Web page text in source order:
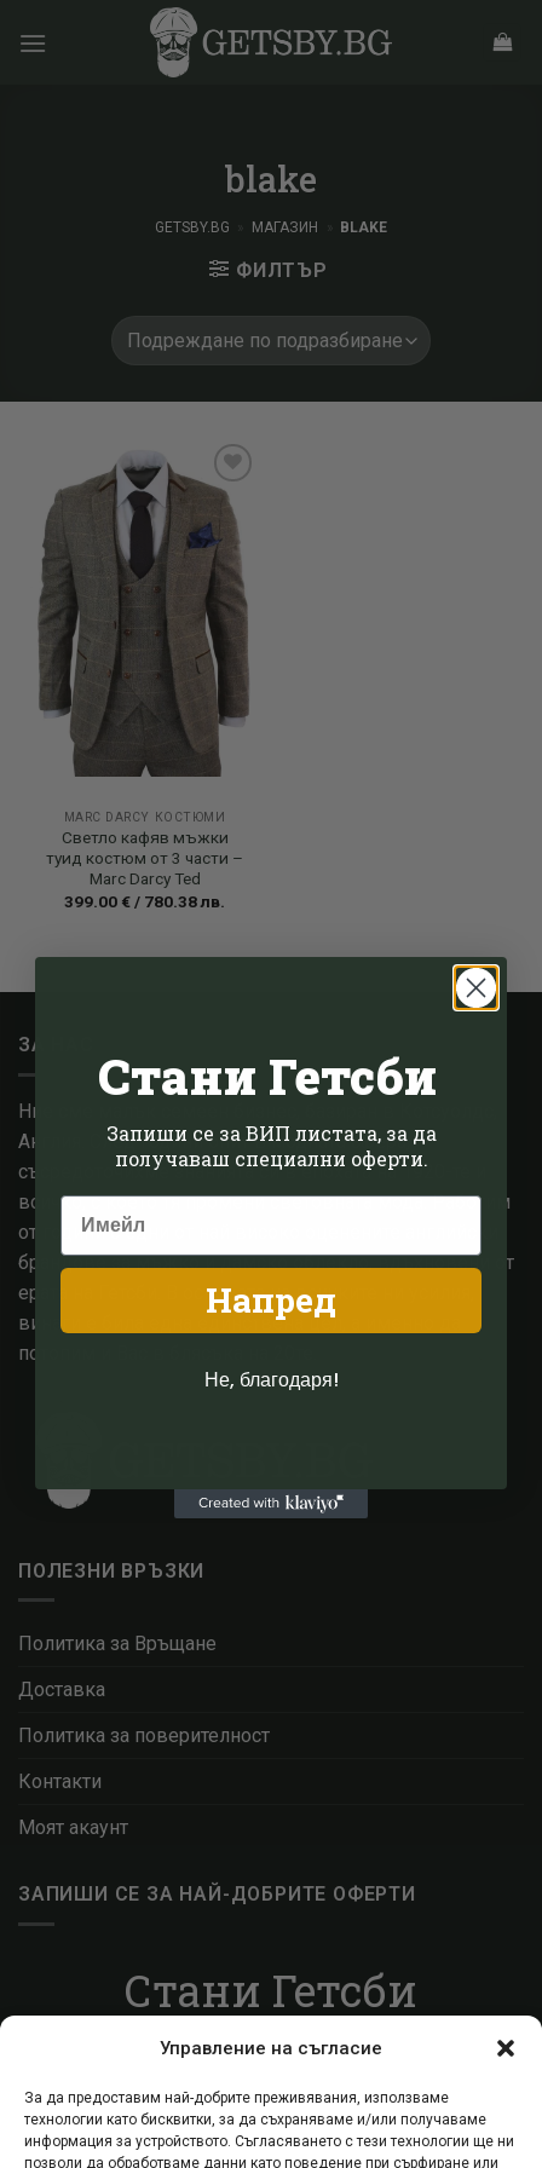
Управление на съгласие
За да предоставим най-добрите преживявания, използваме
технологии като бисквитки, за да съхраняваме и/или получаваме
информация за устройството. Съгласяването с тези технологии ще ни
позволи да обработваме данни като поведение при сърфиране или
blake
GETSBY.BG МАГАЗИН BLAKE
ФИЛТЪР
Add to
wishlist
MARC DARCY КОСТЮМИ
Светло кафяв мъжки
туид костюм от 3 части –
Marc Darcy Ted
399.00 € / 780.38лв.
ЗА НАС
Ние сме малък семеен бизнес, базиран в Котсуолдс,
Англия. След години опит в модната сфера,
съсредоточихме знанията си в епохата на 1920-те и
всичко, с което тя промени световната мода. Работим
от години с едни от най високо оценените английски
брандове за мъжко и дамско облекло, вдъхновени от
ерата на Гетсби. В основата на всичките ни усилия,
винаги е била една единствена цел, а именно да
потопим и Вас в блясъка на 20те.
ПОЛЕЗНИ ВРЪЗКИ
Политика за Връщане
Доставка
Политика за поверителност
Контакти
Моят акаунт
ЗАПИШИ СЕ ЗА НАЙ-ДОБРИТЕ ОФЕРТИ
Стани Гетсби
Запиши се за ВИП листата, за да получаваш
Запиши се
Стани Гетсби
Запиши се за ВИП листата, за да
получаваш специални оферти.
Напред
Не, благодаря!